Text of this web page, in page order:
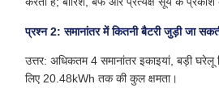
प्रश्न 2: समानांतर में कितनी बैटरी जुड़ी जा
उत्तर: अधिकतम 4 समानांतर इकाइयां, बड़ी घरेलू
लिए 20.48kWh तक की कुल क्षमता।